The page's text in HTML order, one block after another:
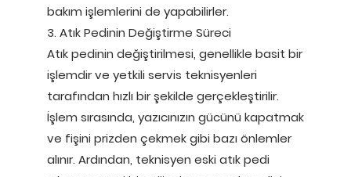
bakım işlemlerini de yapabilirler.
3. Atık Pedinin Değiştirme Süreci
Atık pedinin değiştirilmesi, genellikle basit bir
işlemdir ve yetkili servis teknisyenleri
tarafından hızlı bir şekilde gerçekleştirilir.
İşlem sırasında, yazıcınızın gücünü kapatmak
ve fişini prizden çekmek gibi bazı önlemler
alınır. Ardından, teknisyen eski atık pedi